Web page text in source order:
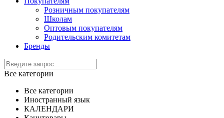
Розничным покупателям
Школам
Оптовым покупателям
Родительским комитетам
Бренды
Все категории
Все категории
Иностранный язык
КАЛЕНДАРИ